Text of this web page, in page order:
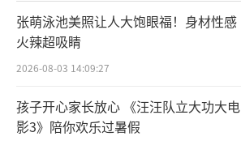
张萌泳池美照让人大饱眼福！身材性感
火辣超吸睛
2026-08-03 14:09:27
孩子开心家长放心 《汪汪队立大功大电
影3》陪你欢乐过暑假